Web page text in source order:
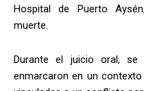
Hospital de Puerto
muerte.
Durante el juicio oral,
enmarcaron en un